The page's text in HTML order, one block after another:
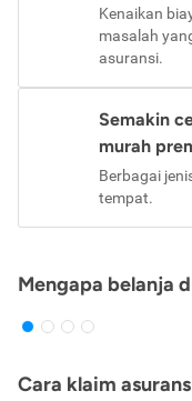
Kenaikan
masalah
asuransi.
Semakin
murah
Berbagai
tempat.
Mengapa belanja
Cara klaim